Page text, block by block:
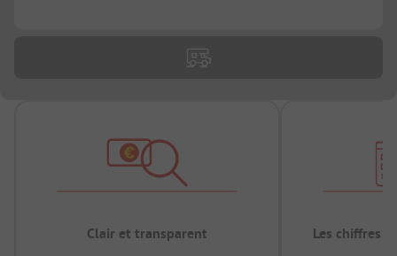
Clair et transparent Les chiffres